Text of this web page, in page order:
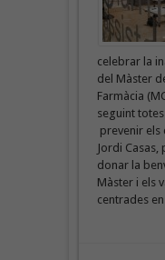
celebrar la
del Màster
Farmàcia
seguint
prevenir els
Jordi Casas,
donar la
Màster i els
centrades en